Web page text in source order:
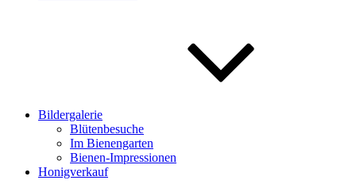
Bildergalerie
Blütenbesuche
Im Bienengarten
Bienen-Impressionen
Honigverkauf